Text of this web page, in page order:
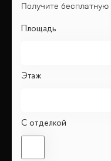
Получите
Площадь
Этаж
С отделкой